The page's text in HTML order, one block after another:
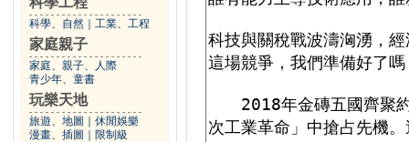
科學、自然 工業、工程
家庭親子
家庭、親子、人際
青少年、童書
玩樂天地
旅遊、地圖
休閒娛樂
漫畫、插圖
限制級